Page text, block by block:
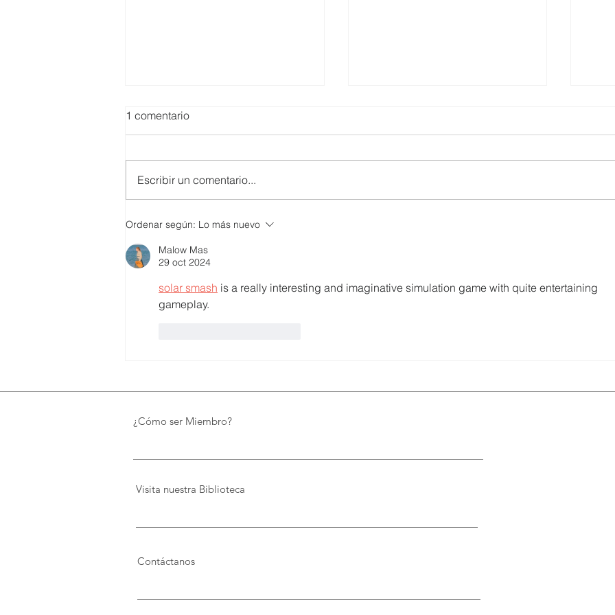
SMARTCO se suma a la
Biblioteca de FUNDACIÓN
FIDAL, un proyecto que
preserva el patrimonio y
democratiza el conocimiento
1 comentario
Escribir un comentario...
Ordenar según: Lo más nuevo
Malow Mas
29 oct 2024
solar smash is a really interesting and imaginative simulation game with quite entertaining
gameplay.
¿Cómo ser Miembro?
Visita nuestra Biblioteca
Contáctanos